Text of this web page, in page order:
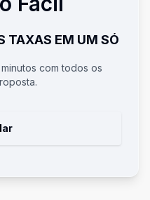
TAXAS EM UM SÓ
com todos os